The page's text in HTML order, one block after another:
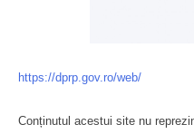
https://dprp.gov.ro/web/
Conținutul acestui site nu